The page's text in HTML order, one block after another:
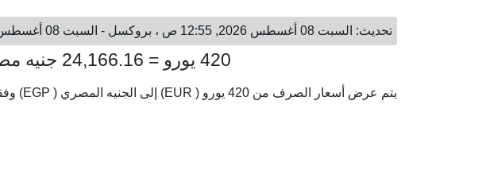
تحديث: السبت 08 أغسطس 2026, 12:55 ص ، بروكسل - السبت 08 أغسطس 2026, 01:55 ص ، القاهرة
420 يورو = 24,166.16 جنيه مصري
يتم عرض أسعار الصرف من 420 يورو ( EUR) إلى الجنيه المصري ( EGP) وفقا لأحدث أسعار الصرف.